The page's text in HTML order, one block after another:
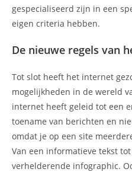
gespecialiseerd zijn in een
eigen criteria hebben.
De nieuwe regels van
Tot slot heeft het internet
mogelijkheden in de wereld
internet heeft geleid tot een
toename van berichten en
omdat je op een site
Van een informatieve tekst
verhelderende infographic.